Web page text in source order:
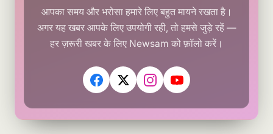
आपका समय और भरोसा हमारे लिए बहुत मायने रखता है।
अगर यह खबर आपके लिए उपयोगी रही, तो हमसे जुड़े रहें —
हर ज़रूरी खबर के लिए Newsam को फ़ॉलो करें।